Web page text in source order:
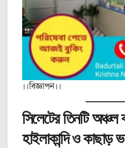
।।বিজ্ঞাপন।।
সিলেটের তিনটি অঞ্চল
হাইলাকান্দি ও কাছাড়